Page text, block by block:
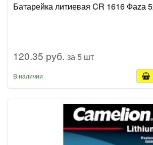
Батарейка литиевая CR 1616 Фаzа
120.35 руб. за 5 шт
В наличии